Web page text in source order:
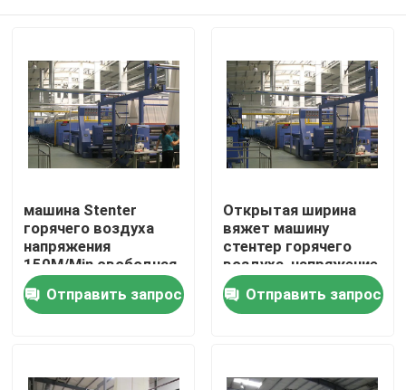
Дом
О нас
машина Stenter
горячего воздуха
напряжения
150M/Min свободная
Отправить запрос
Открытая ширина
вяжет машину
стентер горячего
воздуха, напряжение
свободное, простое
обслуживание
Отправить запрос